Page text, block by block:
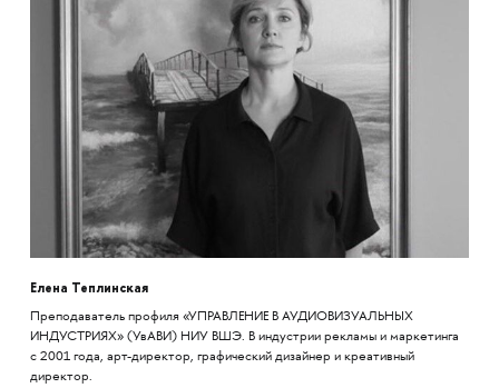
Елена Теплинская
Преподаватель профиля «УПРАВЛЕНИЕ В АУДИОВИЗУАЛЬНЫХ
ИНДУСТРИЯХ» (УвАВИ) НИУ ВШЭ. В индустрии рекламы и маркетинга
с 2001 года, арт-директор, графический дизайнер и креативный
директор.